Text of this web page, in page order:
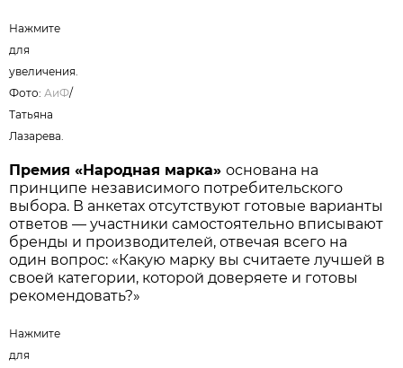
Нажмите
для
увеличения.
Фото: АиФ/
Татьяна
Лазарева.
Премия «Народная марка»основана на
принципе независимого потребительского
выбора. В анкетах отсутствуют готовые варианты
ответов — участники самостоятельно вписывают
бренды и производителей, отвечая всего на
один вопрос: «Какую марку вы считаете лучшей в
своей категории, которой доверяете и готовы
рекомендовать?»
Нажмите
для